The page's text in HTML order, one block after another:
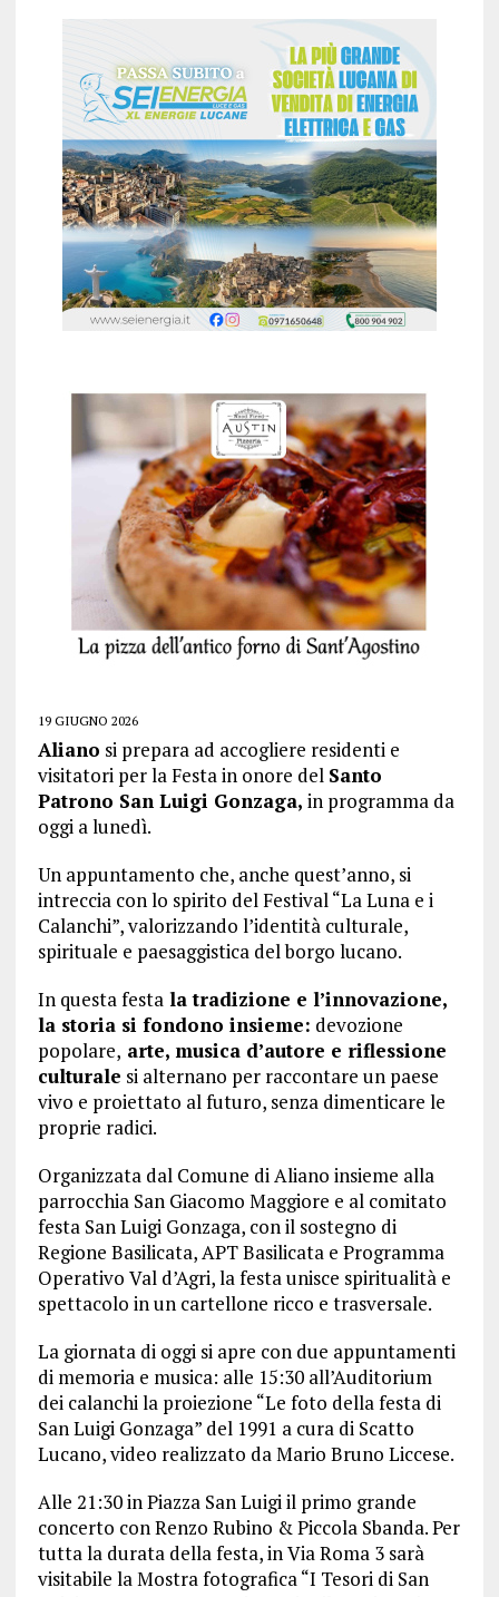
19 GIUGNO 2026
Aliano si prepara ad accogliere residenti e
visitatori per la Festa in onore del Santo
Patrono San Luigi Gonzaga, in programma da
oggi a lunedì.
Un appuntamento che, anche quest’anno, si
intreccia con lo spirito del Festival “La Luna e i
Calanchi”, valorizzando l’identità culturale,
spirituale e paesaggistica del borgo lucano.
In questa festala tradizione e l’innovazione,
la storia si fondono insieme: devozione
popolare, arte, musica d’autore e riflessione
culturale si alternano per raccontare un paese
vivo e proiettato al futuro, senza dimenticare le
proprie radici.
Organizzata dal Comune di Aliano insieme alla
parrocchia San Giacomo Maggiore e al comitato
festa San Luigi Gonzaga, con il sostegno di
Regione Basilicata, APT Basilicata e Programma
Operativo Val d’Agri, la festa unisce spiritualità e
spettacolo in un cartellone ricco e trasversale.
La giornata di oggi si apre con due appuntamenti
di memoria e musica: alle 15:30 all’Auditorium
dei calanchi la proiezione “Le foto della festa di
San Luigi Gonzaga” del 1991 a cura di Scatto
Lucano, video realizzato da Mario Bruno Liccese.
Alle 21:30 in Piazza San Luigi il primo grande
concerto con Renzo Rubino & Piccola Sbanda. Per
tutta la durata della festa, in Via Roma 3 sarà
visitabile la Mostra fotografica “I Tesori di San